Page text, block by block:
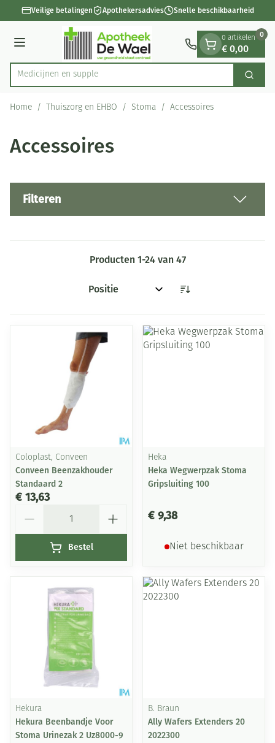
Ga naar de inhoud
1 van 1Veilige betalingen Apothekersadvies Snelle beschikbaarheid
Menu
Product, merk, categorie...
Medi Zoek
0 artikelen
€ 0,00
0
Home / Thuiszorg en EHBO / Stoma / Accessoires
Accessoires
Filteren
Producten 1-24van 47
Sorteer op:
Coloplast, Conveen
Conveen Beenzakhouder
Standaard 2
€ 13,63
Bestel
Heka
Heka Wegwerpzak Stoma
Gripsluiting 100
€ 9,38
Niet beschikbaar
Hekura
Hekura Beenbandje Voor
Stoma Urinezak 2 Uz8000-9
B. Braun
Ally Wafers Extenders 20
2022300